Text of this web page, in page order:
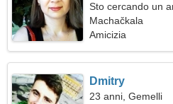
Sto cercando un
sciare insieme
Machačkala
Amicizia
Dmitry
23 anni, Gemelli